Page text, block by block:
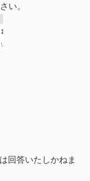
い。
回答いたしかねま